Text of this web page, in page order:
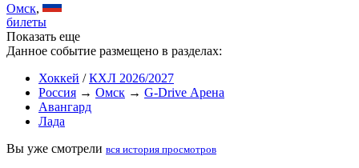
Омск,
билеты
Показать еще
Данное событие размещено в разделах:
Хоккей /КХЛ 2026/2027
Россия → Омск → G-Drive Арена
Авангард
Лада
Вы уже смотрели вся история просмотров